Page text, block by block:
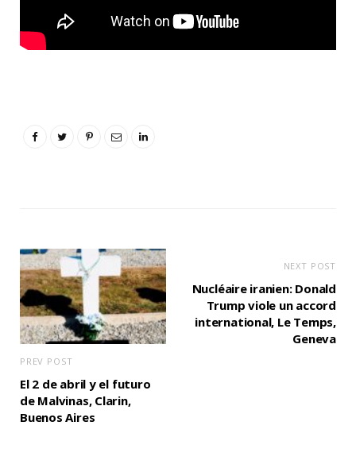
PREV POST
El 2 de abril y el futuro
de Malvinas, Clarin,
Buenos Aires
NEXT POST
Nucléaire iranien: Donald
Trump viole un accord
international, Le Temps,
Geneva